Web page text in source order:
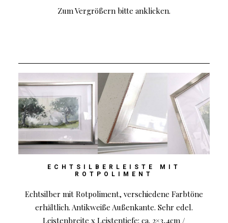
Zum Vergrößern bitte anklicken.
ECHTSILBERLEISTE MIT
ROTPOLIMENT
Echtsilber mit Rotpoliment, verschiedene Farbtöne
erhältlich. Antikweiße Außenkante. Sehr edel.
Leistenbreite x Leistentiefe: ca. 2×3,4cm /